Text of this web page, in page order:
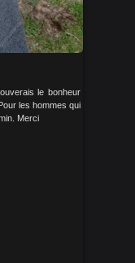
le bonheur
les hommes qui
Merci